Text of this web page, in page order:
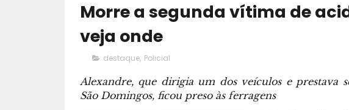
Morre a segunda vítima de
veja onde
destaque, Policial
Alexandre, que dirigia um dos veículos e prestava
São Domingos, ficou preso às ferragens